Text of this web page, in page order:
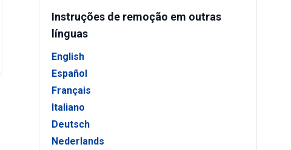
Instruções de remoção em outras
línguas
English
Español
Français
Italiano
Deutsch
Nederlands